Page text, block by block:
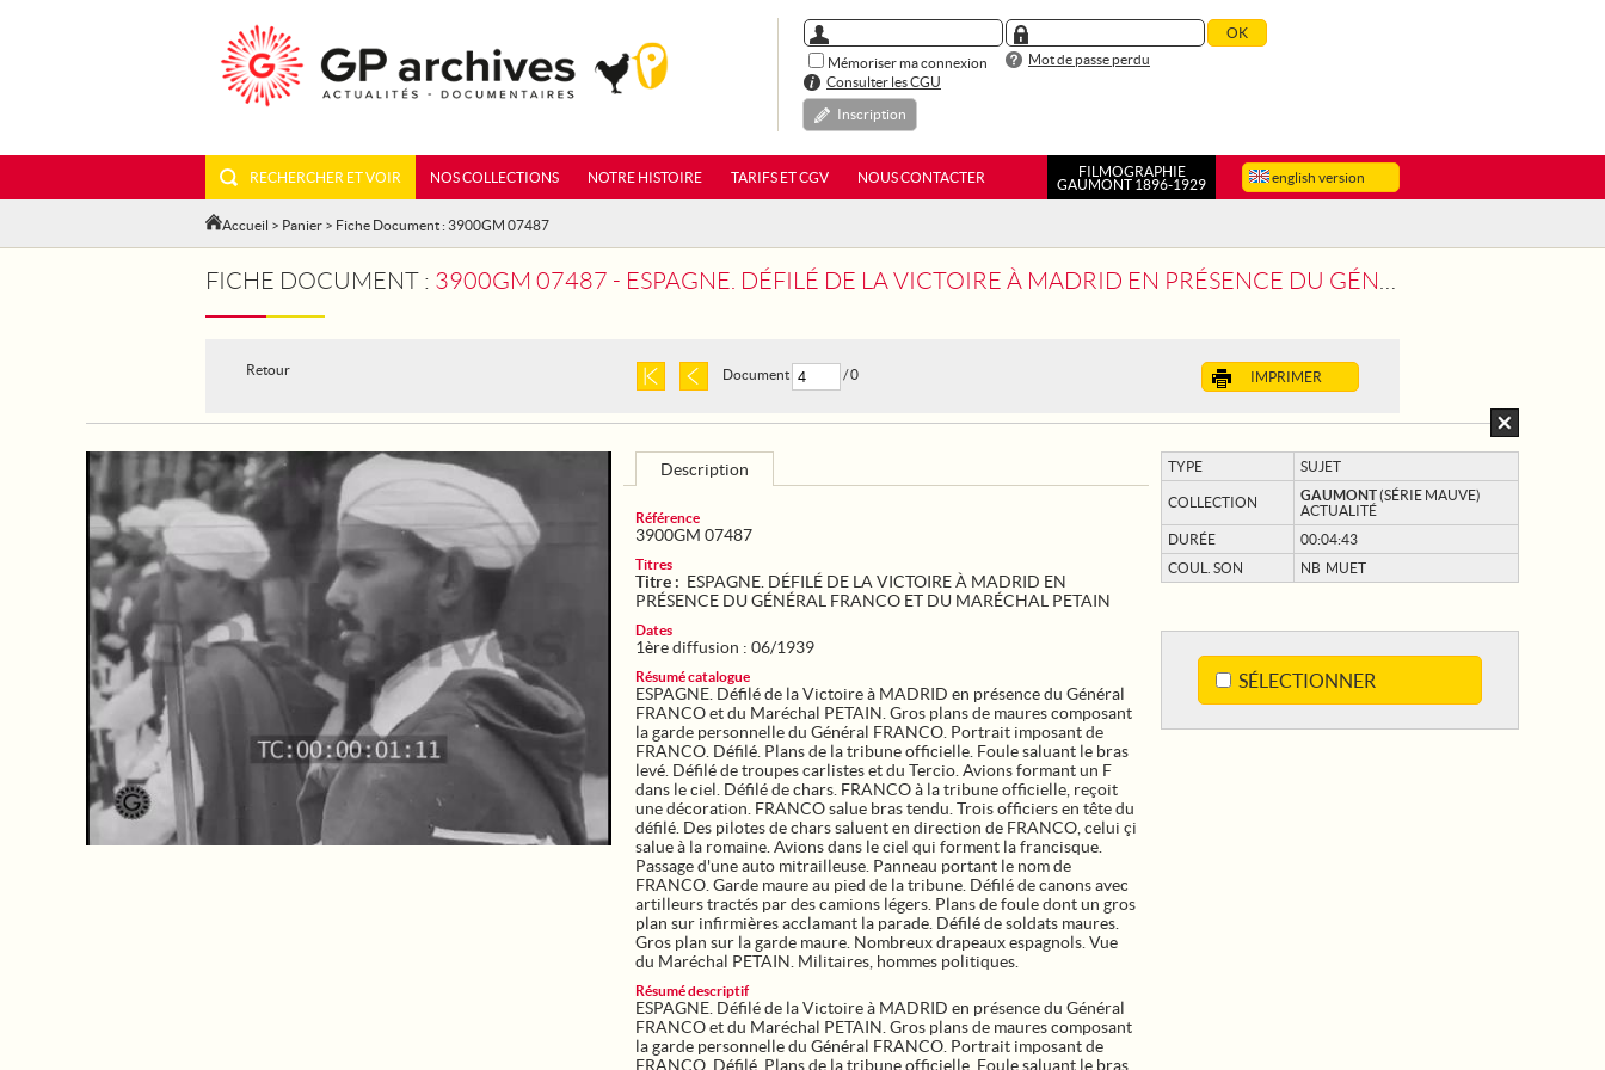
Mémoriser ma connexion
Mot de passe perdu
Consulter les CGU
Inscription
english version
RECHERCHER ET VOIR NOS COLLECTIONS NOTRE HISTOIRE TARIFS ET CGV NOUS CONTACTER
FILMOGRAPHIE
GAUMONT 1896-1929
Accueil > Panier > Fiche Document : 3900GM 07487
FICHE DOCUMENT : 3900GM 07487 - ESPAGNE. DÉFILÉ DE LA VICTOIRE À MADRID EN PRÉSENCE DU GÉNÉRAL FRANCO ET DU MARÉCHAL PETAIN
Retour IMPRIMER
Document / 0
TYPE SUJET
COLLECTION GAUMONT(SÉRIE MAUVE)
ACTUALITÉ
DURÉE
00:04:43
COUL. SON
NB MUET
SÉLECTIONNER
Description
Référence
3900GM 07487
Titres
Titre : ESPAGNE. DÉFILÉ DE LA VICTOIRE À MADRID EN
PRÉSENCE DU GÉNÉRAL FRANCO ET DU MARÉCHAL PETAIN
Dates
1ère diffusion : 06/1939
Résumé catalogue
ESPAGNE. Défilé de la Victoire à MADRID en présence du Général
FRANCO et du Maréchal PETAIN. Gros plans de maures composant
la garde personnelle du Général FRANCO. Portrait imposant de
FRANCO. Défilé. Plans de la tribune officielle. Foule saluant le bras
levé. Défilé de troupes carlistes et du Tercio. Avions formant un F
dans le ciel. Défilé de chars. FRANCO à la tribune officielle, reçoit
une décoration. FRANCO salue bras tendu. Trois officiers en tête du
défilé. Des pilotes de chars saluent en direction de FRANCO, celui çi
salue à la romaine. Avions dans le ciel qui forment la francisque.
Passage d'une auto mitrailleuse. Panneau portant le nom de
FRANCO. Garde maure au pied de la tribune. Défilé de canons avec
artilleurs tractés par des camions légers. Plans de foule dont un gros
plan sur infirmières acclamant la parade. Défilé de soldats maures.
Gros plan sur la garde maure. Nombreux drapeaux espagnols. Vue
du Maréchal PETAIN. Militaires, hommes politiques.
Résumé descriptif
ESPAGNE. Défilé de la Victoire à MADRID en présence du Général
FRANCO et du Maréchal PETAIN. Gros plans de maures composant
la garde personnelle du Général FRANCO. Portrait imposant de
FRANCO. Défilé. Plans de la tribune officielle. Foule saluant le bras